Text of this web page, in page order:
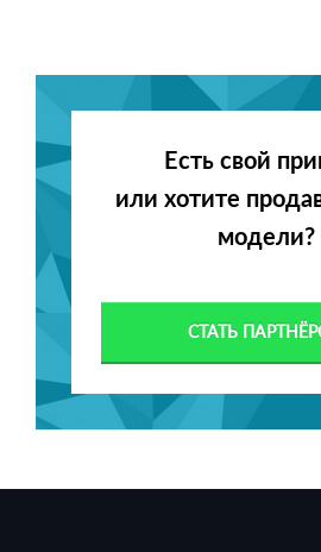
Есть свой
или хотите
модели?
СТАТЬ